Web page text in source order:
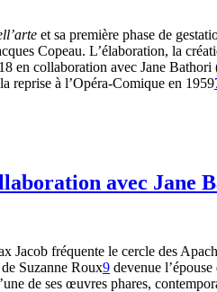
et sa première phase de
Copeau. L’élaboration, la
en collaboration avec Jane
reprise à l’Opéra-Comique en 1959
avec Jane
Jacob fréquente le cercle des
Suzanne Roux9 devenue
de ses œuvres phares,